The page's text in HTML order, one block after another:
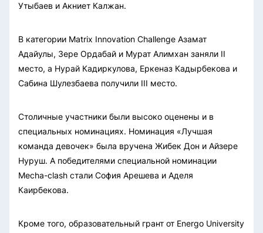
Утыбаев и Акниет Калжан.
В категории Matrix Innovation Challenge Азамат
Адайулы, Зере Ордабай и Мурат Алимхан заняли II
место, а Нурай Кадиркулова, Еркеназ Кадырбекова и
Сабина Шулезбаева получили III место.
Столичные участники были высоко оценены и в
специальных номинациях. Номинация «Лучшая
команда девочек» была вручена Жибек Дон и Айзере
Нуруш. А победителями специальной номинации
Mecha-clash стали София Арешева и Аделя
Каирбекова.
Кроме того, образовательный грант от Energo University